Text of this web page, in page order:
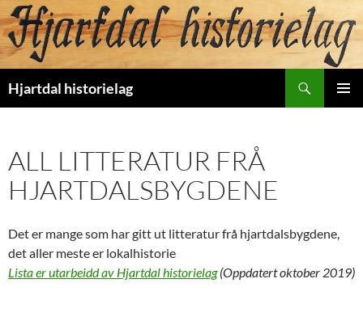
Hopp
til
innhold
Hjartdal historielag
ALL LITTERATUR FRÅ
HJARTDALSBYGDENE
Det er mange som har gitt ut litteratur frå hjartdalsbygdene,
det aller meste er lokalhistorie
Lista er utarbeidd av Hjartdal historielag(Oppdatert oktober 2019)